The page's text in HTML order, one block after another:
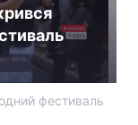
фестиваль